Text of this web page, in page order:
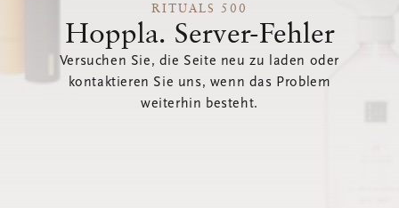
RITUALS 500
Hoppla. Server-Fehler
Versuchen Sie, die Seite neu zu laden oder
kontaktieren Sie uns, wenn das Problem
weiterhin besteht.